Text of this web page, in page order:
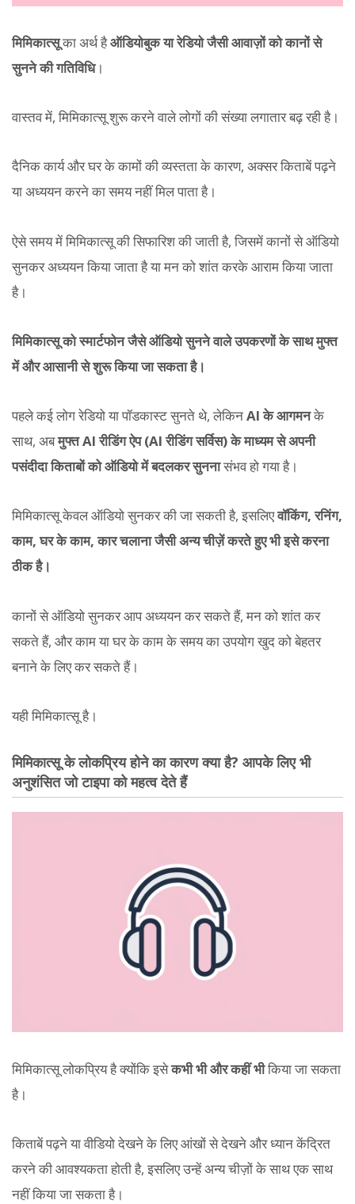
मिमिकात्सूका अर्थ हैऑडियोबुक या रेडियो जैसी आवाज़ों को कानों से
सुनने की गतिविधि।
वास्तव में, मिमिकात्सू शुरू करने वाले लोगों की संख्या लगातार बढ़ रही है।
दैनिक कार्य और घर के कामों की व्यस्तता के कारण, अक्सर किताबें पढ़ने
या अध्ययन करने का समय नहीं मिल पाता है।
ऐसे समय में मिमिकात्सू की सिफारिश की जाती है, जिसमें कानों से ऑडियो
सुनकर अध्ययन किया जाता है या मन को शांत करके आराम किया जाता
है।
मिमिकात्सू को स्मार्टफोन जैसे ऑडियो सुनने वाले उपकरणों के साथ मुफ्त
में और आसानी से शुरू किया जा सकता है।
पहले कई लोग रेडियो या पॉडकास्ट सुनते थे, लेकिनAI के आगमनके
साथ, अबमुफ्त AI रीडिंग ऐप (AI रीडिंग सर्विस) के माध्यम से अपनी
पसंदीदा किताबों को ऑडियो में बदलकर सुननासंभव हो गया है।
मिमिकात्सू केवल ऑडियो सुनकर की जा सकती है, इसलिएवॉकिंग, रनिंग,
काम, घर के काम, कार चलाना जैसी अन्य चीज़ें करते हुए भी इसे करना
ठीक है।
कानों से ऑडियो सुनकर आप अध्ययन कर सकते हैं, मन को शांत कर
सकते हैं, और काम या घर के काम के समय का उपयोग खुद को बेहतर
बनाने के लिए कर सकते हैं।
यही मिमिकात्सू है।
मिमिकात्सू के लोकप्रिय होने का कारण क्या है? आपके लिए भी
अनुशंसित जो टाइपा को महत्व देते हैं
मिमिकात्सू लोकप्रिय है क्योंकि इसेकभी भी और कहीं भीकिया जा सकता
है।
किताबें पढ़ने या वीडियो देखने के लिए आंखों से देखने और ध्यान केंद्रित
करने की आवश्यकता होती है, इसलिए उन्हें अन्य चीज़ों के साथ एक साथ
नहीं किया जा सकता है।